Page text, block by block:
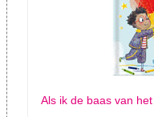
Als ik de baas van